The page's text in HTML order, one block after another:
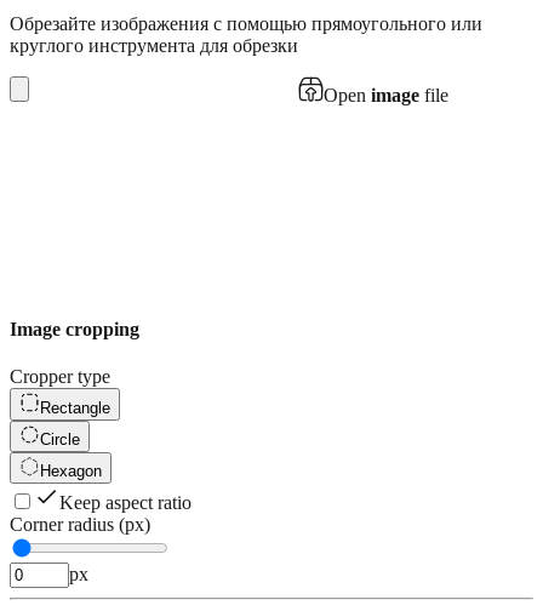
Обрезайте изображения с помощью прямоугольного или
круглого инструмента для обрезки
Open imagefile
Image cropping
Cropper type
Rectangle
Circle
Hexagon
Keep aspect ratio
Corner radius (px)
px